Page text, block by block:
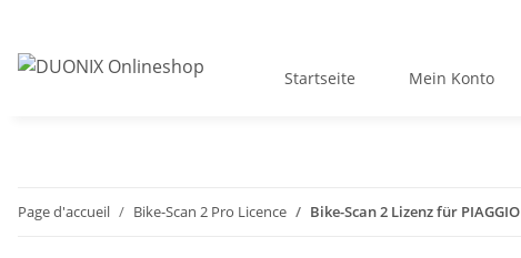
Startseite Mein Konto
Page d'accueil Bike-Scan 2 Pro Licence Bike-Scan 2 Lizenz für PIAGGIO